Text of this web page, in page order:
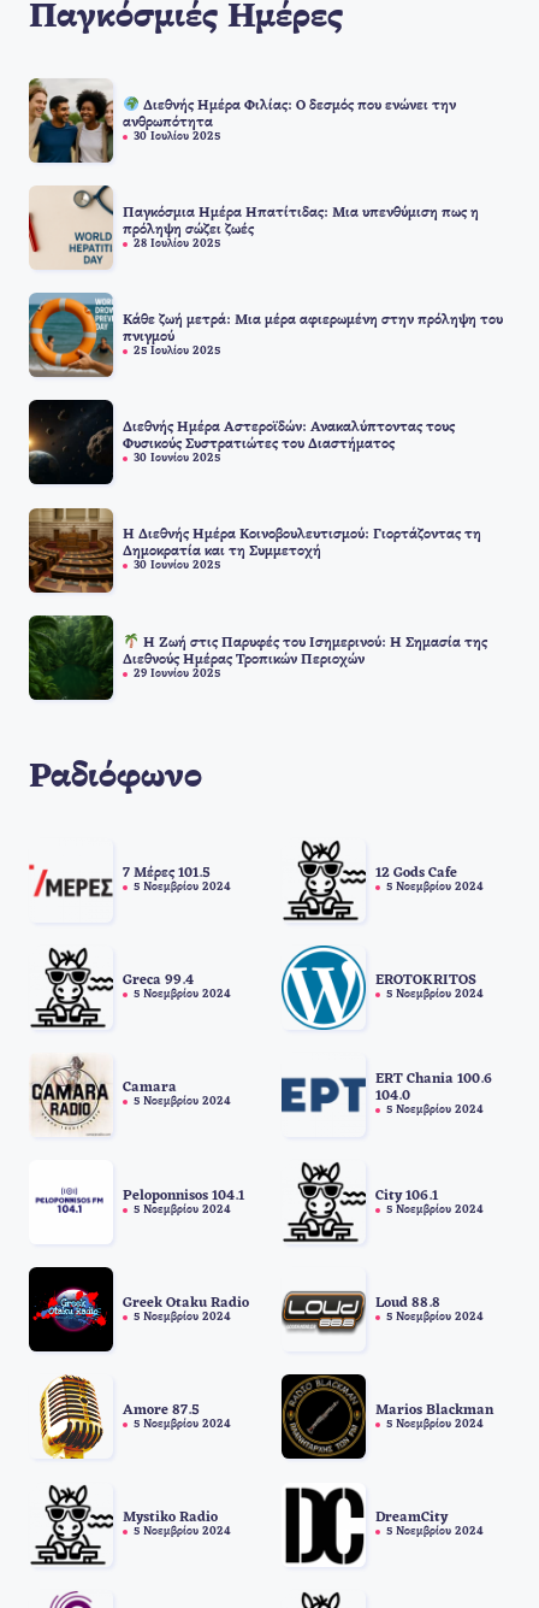
Παγκόσμιές Ημέρες
Διεθνής Ημέρα Φιλίας: Ο δεσμός που ενώνει την
ανθρωπότητα
30 Ιουλίου 2025
Παγκόσμια Ημέρα Ηπατίτιδας: Μια υπενθύμιση πως η
πρόληψη σώζει ζωές
28 Ιουλίου 2025
Κάθε ζωή μετρά: Μια μέρα αφιερωμένη στην πρόληψη του
πνιγμού
25 Ιουλίου 2025
Διεθνής Ημέρα Αστεροϊδών: Ανακαλύπτοντας τους
Φυσικούς Συστρατιώτες του Διαστήματος
30 Ιουνίου 2025
Η Διεθνής Ημέρα Κοινοβουλευτισμού: Γιορτάζοντας τη
Δημοκρατία και τη Συμμετοχή
30 Ιουνίου 2025
Η Ζωή στις Παρυφές του Ισημερινού: Η Σημασία της
Διεθνούς Ημέρας Τροπικών Περιοχών
29 Ιουνίου 2025
Ραδιόφωνο
7 Μέρες 101.5
5 Νοεμβρίου 2024
12 Gods Cafe
5 Νοεμβρίου 2024
Greca 99.4
5 Νοεμβρίου 2024
EROTOKRITOS
5 Νοεμβρίου 2024
Camara
5 Νοεμβρίου 2024
ERT Chania 100.6
104.0
5 Νοεμβρίου 2024
Peloponnisos 104.1
5 Νοεμβρίου 2024
City 106.1
5 Νοεμβρίου 2024
Greek Otaku Radio
5 Νοεμβρίου 2024
Loud 88.8
5 Νοεμβρίου 2024
Amore 87.5
5 Νοεμβρίου 2024
Marios Blackman
5 Νοεμβρίου 2024
Mystiko Radio
5 Νοεμβρίου 2024
DreamCity
5 Νοεμβρίου 2024